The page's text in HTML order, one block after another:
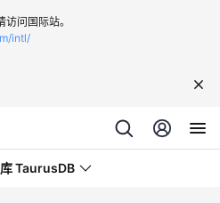
问国际站。
intl/
TaurusDB